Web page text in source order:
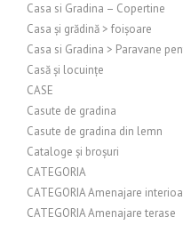
Casa si Gradina – Copertine
Casa și grădină > foișoare
Casa si Gradina > Paravane
Casă și locuințe
CASE
Casute de gradina
Casute de gradina din lemn
Cataloge și broșuri
CATEGORIA
CATEGORIA Amenajare
CATEGORIA Amenajare terase